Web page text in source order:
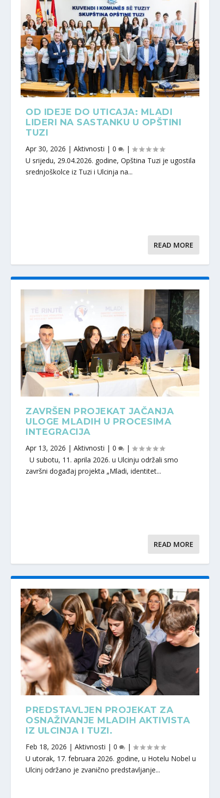
OD IDEJE DO UTICAJA: MLADI
LIDERI NA SASTANKU U OPŠTINI
TUZI
Apr 30, 2026 |Aktivnosti |0
|
U srijedu, 29.04.2026. godine, Opština Tuzi je ugostila
srednjoškolce iz Tuzi i Ulcinja na...
READ MORE
ZAVRŠEN PROJEKAT JAČANJA
ULOGE MLADIH U PROCESIMA
INTEGRACIJA
Apr 13, 2026 |Aktivnosti |0
|
U subotu, 11. aprila 2026. u Ulcinju održali smo
završni događaj projekta „Mladi, identitet...
READ MORE
PREDSTAVLJEN PROJEKAT ZA
OSNAŽIVANJE MLADIH AKTIVISTA
IZ ULCINJA I TUZI.
Feb 18, 2026 |Aktivnosti |0
|
U utorak, 17. februara 2026. godine, u Hotelu Nobel u
Ulcinj održano je zvanično predstavljanje...